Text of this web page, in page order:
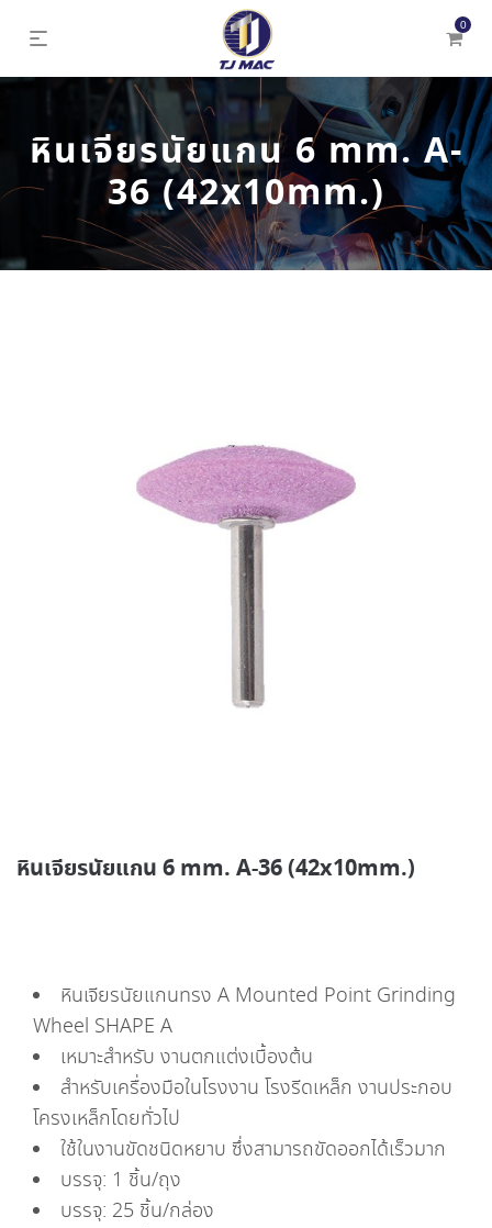
0
หินเจียรนัยแกน 6 mm. A-
36 (42x10mm.)
หินเจียรนัยแกน 6 mm. A-36 (42x10mm.)
หินเจียรนัยแกนทรง A Mounted Point Grinding
Wheel SHAPE A
เหมาะสำหรับ งานตกแต่งเบื้องต้น
สำหรับเครื่องมือในโรงงาน โรงรีดเหล็ก งานประกอบ
โครงเหล็กโดยทั่วไป
ใช้ในงานขัดชนิดหยาบ ซึ่งสามารถขัดออกได้เร็วมาก
บรรจุ: 1 ชิ้น/ถุง
บรรจุ: 25 ชิ้น/กล่อง